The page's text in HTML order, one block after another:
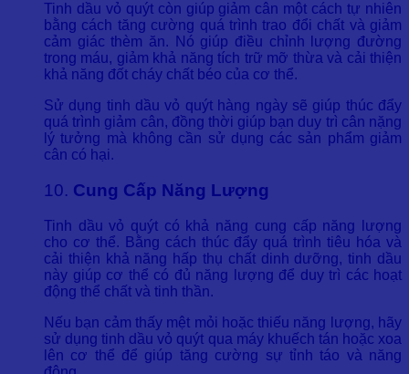
Tinh dầu vỏ quýt còn giúp giảm cân một cách tự nhiên
bằng cách tăng cường quá trình trao đổi chất và giảm
cảm giác thèm ăn. Nó giúp điều chỉnh lượng đường
trong máu, giảm khả năng tích trữ mỡ thừa và cải thiện
khả năng đốt cháy chất béo của cơ thể.
Sử dụng tinh dầu vỏ quýt hàng ngày sẽ giúp thúc đẩy
quá trình giảm cân, đồng thời giúp bạn duy trì cân nặng
lý tưởng mà không cần sử dụng các sản phẩm giảm
cân có hại.
10. Cung Cấp Năng Lượng
Tinh dầu vỏ quýt có khả năng cung cấp năng lượng
cho cơ thể. Bằng cách thúc đẩy quá trình tiêu hóa và
cải thiện khả năng hấp thụ chất dinh dưỡng, tinh dầu
này giúp cơ thể có đủ năng lượng để duy trì các hoạt
động thể chất và tinh thần.
Nếu bạn cảm thấy mệt mỏi hoặc thiếu năng lượng, hãy
sử dụng tinh dầu vỏ quýt qua máy khuếch tán hoặc xoa
lên cơ thể để giúp tăng cường sự tỉnh táo và năng